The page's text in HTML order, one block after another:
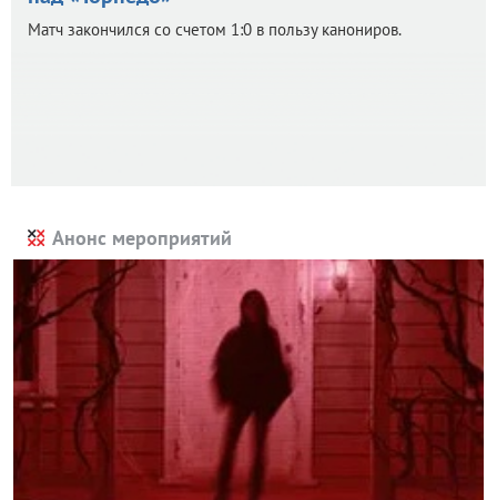
Матч закончился со счетом 1:0 в пользу канониров.
Анонс мероприятий